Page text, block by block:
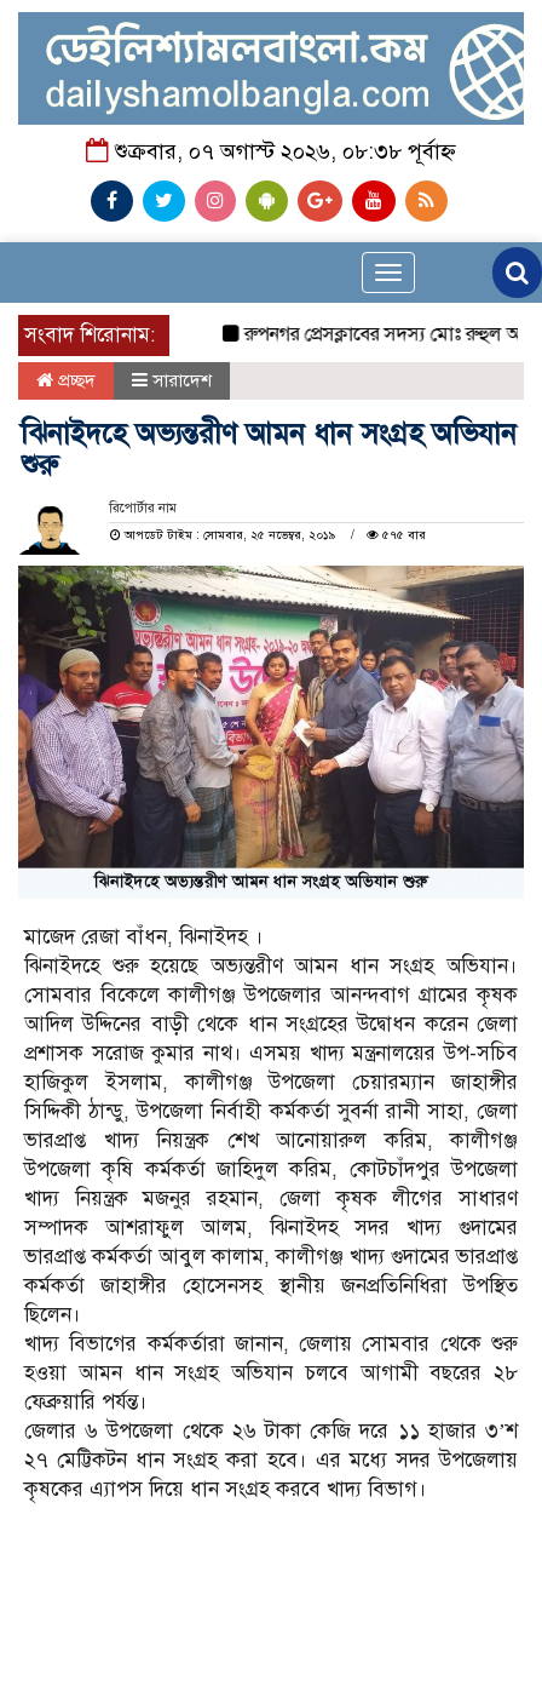
শুক্রবার, ০৭ অগাস্ট ২০২৬, ০৮:৩৮ পূর্বাহ্ন
Toggle
navigation
সংবাদ শিরোনাম:
রুপনগর প্রেসক্লাবের সদস্য মোঃ রুহুল আমিন
প্রচ্ছদ সারাদেশ
ঝিনাইদহে অভ্যন্তরীণ আমন ধান সংগ্রহ অভিযান
শুরু
রিপোর্টার নাম
আপডেট টাইম : সোমবার, ২৫ নভেম্বর, ২০১৯
৫৭৫ বার
মাজেদ রেজা বাঁধন, ঝিনাইদহ ।
ঝিনাইদহে শুরু হয়েছে অভ্যন্তরীণ আমন ধান সংগ্রহ অভিযান।
সোমবার বিকেলে কালীগঞ্জ উপজেলার আনন্দবাগ গ্রামের কৃষক
আদিল উদ্দিনের বাড়ী থেকে ধান সংগ্রহের উদ্বোধন করেন জেলা
প্রশাসক সরোজ কুমার নাথ। এসময় খাদ্য মন্ত্রনালয়ের উপ-সচিব
হাজিকুল ইসলাম, কালীগঞ্জ উপজেলা চেয়ারম্যান জাহাঙ্গীর
সিদ্দিকী ঠান্ডু, উপজেলা নির্বাহী কর্মকর্তা সুবর্না রানী সাহা, জেলা
ভারপ্রাপ্ত খাদ্য নিয়ন্ত্রক শেখ আনোয়ারুল করিম, কালীগঞ্জ
উপজেলা কৃষি কর্মকর্তা জাহিদুল করিম, কোটচাঁদপুর উপজেলা
খাদ্য নিয়ন্ত্রক মজনুর রহমান, জেলা কৃষক লীগের সাধারণ
সম্পাদক আশরাফুল আলম, ঝিনাইদহ সদর খাদ্য গুদামের
ভারপ্রাপ্ত কর্মকর্তা আবুল কালাম, কালীগঞ্জ খাদ্য গুদামের ভারপ্রাপ্ত
কর্মকর্তা জাহাঙ্গীর হোসেনসহ স্থানীয় জনপ্রতিনিধিরা উপস্থিত
ছিলেন।
খাদ্য বিভাগের কর্মকর্তারা জানান, জেলায় সোমবার থেকে শুরু
হওয়া আমন ধান সংগ্রহ অভিযান চলবে আগামী বছরের ২৮
ফেব্রুয়ারি পর্যন্ত।
জেলার ৬ উপজেলা থেকে ২৬ টাকা কেজি দরে ১১ হাজার ৩’শ
২৭ মেট্টিকটন ধান সংগ্রহ করা হবে। এর মধ্যে সদর উপজেলায়
কৃষকের এ্যাপস দিয়ে ধান সংগ্রহ করবে খাদ্য বিভাগ।